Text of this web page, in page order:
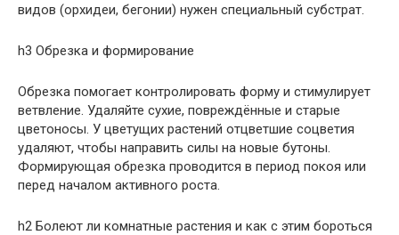
видов (орхидеи, бегонии) нужен специальный субстрат.
h3 Обрезка и формирование
Обрезка помогает контролировать форму и стимулирует
ветвление. Удаляйте сухие, повреждённые и старые
цветоносы. У цветущих растений отцветшие соцветия
удаляют, чтобы направить силы на новые бутоны.
Формирующая обрезка проводится в период покоя или
перед началом активного роста.
h2 Болеют ли комнатные растения и как с этим бороться